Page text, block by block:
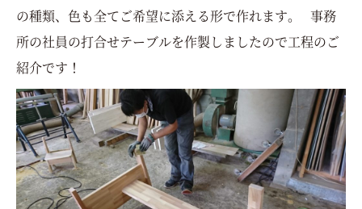
の種類、色も全てご希望に添える形で作れます。 事務
所の社員の打合せテーブルを作製しましたので工程のご
紹介です！